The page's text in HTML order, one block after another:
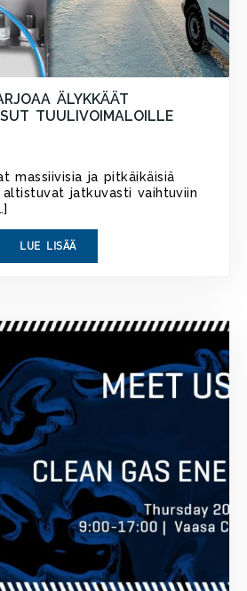
ÄLYKKÄÄT
TUULIVOIMALOILLE
massiivisia ja pitkäikäisiä
jatkuvasti vaihtuviin
LUE LISÄÄ